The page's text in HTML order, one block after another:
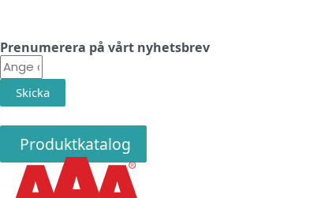
Prenumerera på vårt nyhetsbrev
E-
postSkicka
Produktkatalog